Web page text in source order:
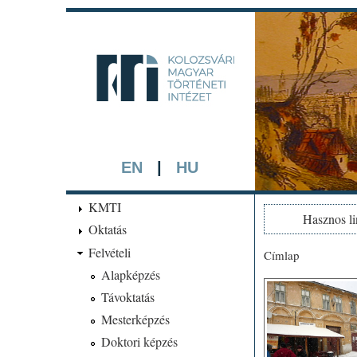
EN HU
A háttérben
KMTI
Oktatás
Felvételi
Alapképzés
Távoktatás
Mesterképzés
Doktori képzés
Hasznos
Jelenlegi
Címlap